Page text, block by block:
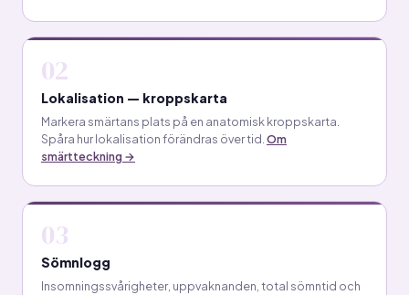
02
Lokalisation — kroppskarta
Markera smärtans plats på en anatomisk kroppskarta.
Spåra hur lokalisation förändras över tid. Om
smärtteckning →
03
Sömnlogg
Insomningssvårigheter, uppvaknanden, total sömntid och